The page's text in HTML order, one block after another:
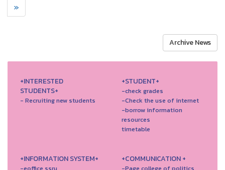
»
Archive News
+INTERESTED
STUDENTS+
- Recruiting new students
+STUDENT+
-check grades
-Check the use of internet
-borrow information
resources
timetable
+INFORMATION SYSTEM+ +COMMUNICATION +